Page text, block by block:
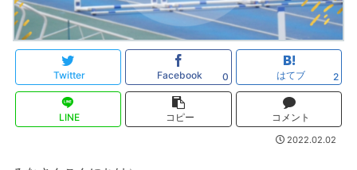
Twitter Facebook 0 はてブ 2
LINE コピー コメント
2022.02.02